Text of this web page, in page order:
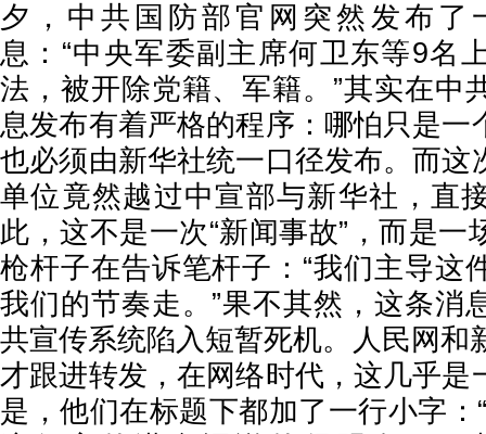
夕，中共国防部官网突然发布了
息：“中央军委副主席何卫东等9名
法，被开除党籍、军籍。”其实在中
息发布有着严格的程序：哪怕只是一
也必须由新华社统一口径发布。而这
单位竟然越过中宣部与新华社，直
此，这不是一次“新闻事故”，而是一
枪杆子在告诉笔杆子：“我们主导这
我们的节奏走。”果不其然，这条消
共宣传系统陷入短暂死机。人民网和
才跟进转发，在网络时代，这几乎是
是，他们在标题下都加了一行小字：